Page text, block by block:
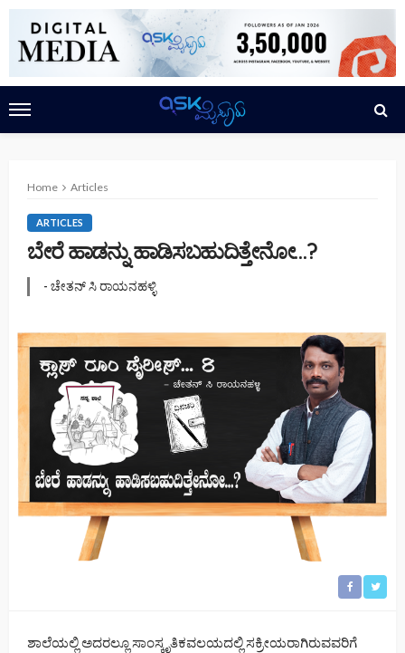
Home Articles
ARTICLES
ಬೇರೆ ಹಾಡನ್ನು ಹಾಡಿಸಬಹುದಿತ್ತೇನೋ…?
- ಚೇತನ್ ಸಿ ರಾಯನಹಳ್ಳಿ
ಶಾಲೆಯಲ್ಲಿ ಅದರಲ್ಲೂ ಸಾಂಸ್ಕೃತಿಕವಲಯದಲ್ಲಿ ಸಕ್ರೀಯರಾಗಿರುವವರಿಗೆ